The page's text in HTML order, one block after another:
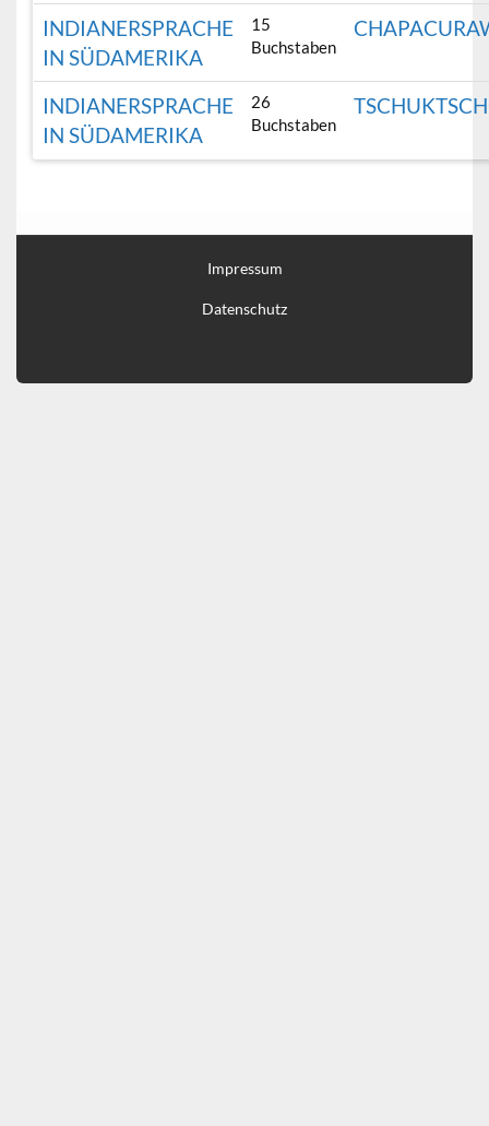
INDIANERSPRACHE
IN SÜDAMERIKA
15
Buchstaben
INDIANERSPRACHE
IN SÜDAMERIKA
26
Buchstaben
Impressum
Datenschutz